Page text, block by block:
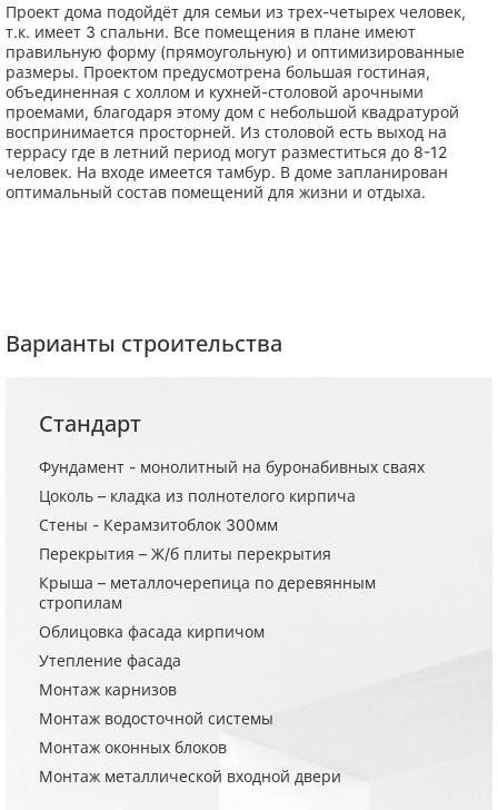
Проект дома подойдёт для семьи из трех-четырех человек,
т.к. имеет 3 спальни. Все помещения в плане имеют
правильную форму (прямоугольную) и оптимизированные
размеры. Проектом предусмотрена большая гостиная,
объединенная с холлом и кухней-столовой арочными
проемами, благодаря этому дом с небольшой квадратурой
воспринимается просторней. Из столовой есть выход на
террасу где в летний период могут разместиться до 8-12
человек. На входе имеется тамбур. В доме запланирован
оптимальный состав помещений для жизни и отдыха.
Варианты строительства
Стандарт
Фундамент - монолитный на буронабивных сваях
Цоколь – кладка из полнотелого кирпича
Стены - Керамзитоблок 300мм
Перекрытия – Ж/б плиты перекрытия
Крыша – металлочерепица по деревянным
стропилам
Облицовка фасада кирпичом
Утепление фасада
Монтаж карнизов
Монтаж водосточной системы
Монтаж оконных блоков
Монтаж металлической входной двери